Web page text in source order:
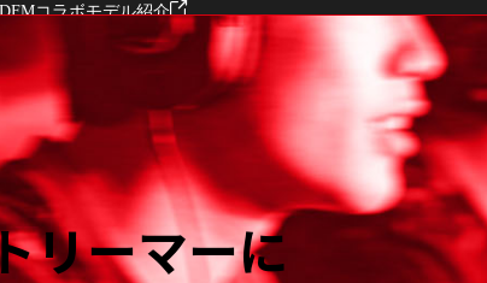
コラボモデル紹介
G TUNE・NEXTGEARのご紹介
TUNE・NEXTGEARのご紹介
材協賛
DFMコラボモデル プレイ/League of Legends
デル販売開始
リーマーに